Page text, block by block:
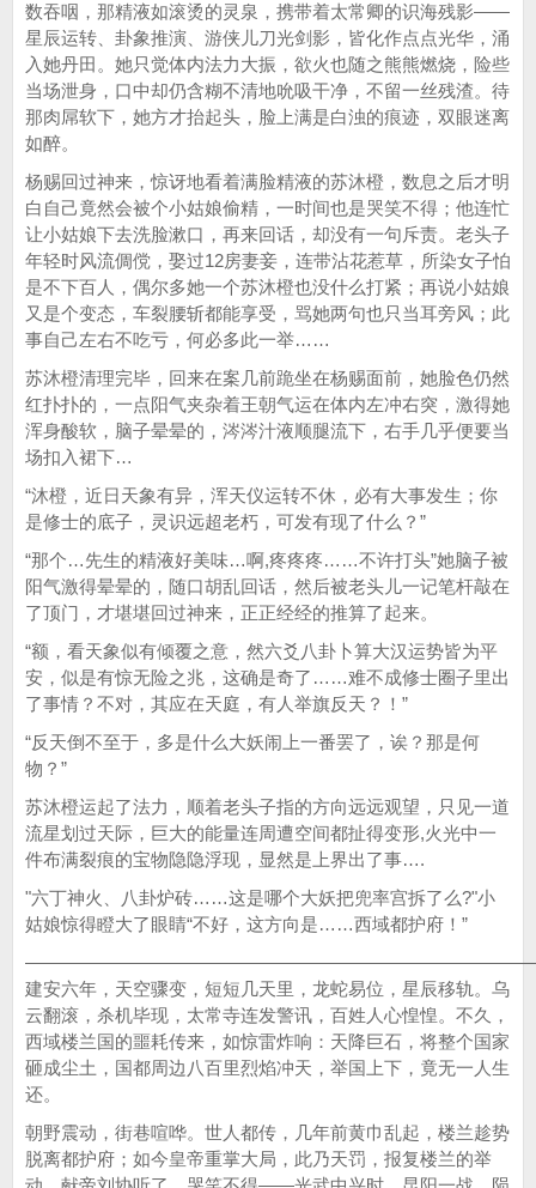
数吞咽，那精液如滚烫的灵泉，携带着太常卿的识海残影——
星辰运转、卦象推演、游侠儿刀光剑影，皆化作点点光华，涌
入她丹田。她只觉体内法力大振，欲火也随之熊熊燃烧，险些
当场泄身，口中却仍含糊不清地吮吸干净，不留一丝残渣。待
那肉屌软下，她方才抬起头，脸上满是白浊的痕迹，双眼迷离
如醉。
杨赐回过神来，惊讶地看着满脸精液的苏沐橙，数息之后才明
白自己竟然会被个小姑娘偷精，一时间也是哭笑不得；他连忙
让小姑娘下去洗脸漱口，再来回话，却没有一句斥责。老头子
年轻时风流倜傥，娶过12房妻妾，连带沾花惹草，所染女子怕
是不下百人，偶尔多她一个苏沐橙也没什么打紧；再说小姑娘
又是个变态，车裂腰斩都能享受，骂她两句也只当耳旁风；此
事自己左右不吃亏，何必多此一举……
苏沐橙清理完毕，回来在案几前跪坐在杨赐面前，她脸色仍然
红扑扑的，一点阳气夹杂着王朝气运在体内左冲右突，激得她
浑身酸软，脑子晕晕的，涔涔汁液顺腿流下，右手几乎便要当
场扣入裙下…
“沐橙，近日天象有异，浑天仪运转不休，必有大事发生；你
是修士的底子，灵识远超老朽，可发有现了什么？”
“那个…先生的精液好美味…啊,疼疼疼……不许打头”她脑子被
阳气激得晕晕的，随口胡乱回话，然后被老头儿一记笔杆敲在
了顶门，才堪堪回过神来，正正经经的推算了起来。
“额，看天象似有倾覆之意，然六爻八卦卜算大汉运势皆为平
安，似是有惊无险之兆，这确是奇了……难不成修士圈子里出
了事情？不对，其应在天庭，有人举旗反天？！”
“反天倒不至于，多是什么大妖闹上一番罢了，诶？那是何
物？”
苏沐橙运起了法力，顺着老头子指的方向远远观望，只见一道
流星划过天际，巨大的能量连周遭空间都扯得变形,火光中一
件布满裂痕的宝物隐隐浮现，显然是上界出了事….
"六丁神火、八卦炉砖……这是哪个大妖把兜率宫拆了么?"小
姑娘惊得瞪大了眼睛“不好，这方向是……西域都护府！”
建安六年，天空骤变，短短几天里，龙蛇易位，星辰移轨。乌
云翻滚，杀机毕现，太常寺连发警讯，百姓人心惶惶。不久，
西域楼兰国的噩耗传来，如惊雷炸响：天降巨石，将整个国家
砸成尘土，国都周边八百里烈焰冲天，举国上下，竟无一人生
还。
朝野震动，街巷喧哗。世人都传，几年前黄巾乱起，楼兰趁势
脱离都护府；如今皇帝重掌大局，此乃天罚，报复楼兰的举